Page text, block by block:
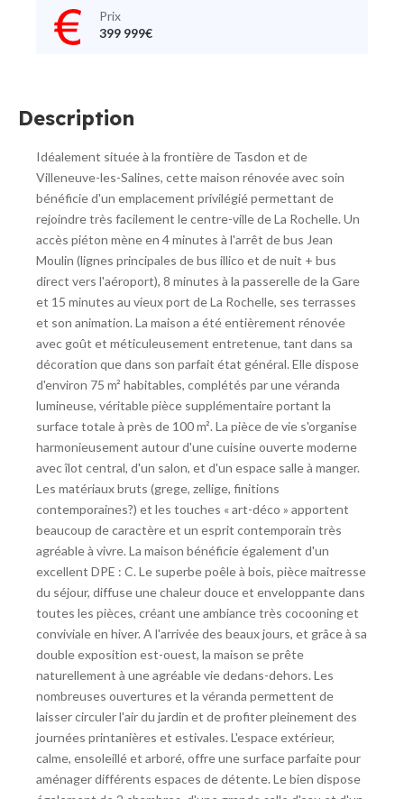
Description
Idéalement située à la frontière de Tasdon et de
Villeneuve-les-Salines, cette maison rénovée avec soin
bénéficie d'un emplacement privilégié permettant de
rejoindre très facilement le centre-ville de La Rochelle. Un
accès piéton mène en 4 minutes à l'arrêt de bus Jean
Moulin (lignes principales de bus illico et de nuit + bus
direct vers l'aéroport), 8 minutes à la passerelle de la Gare
et 15 minutes au vieux port de La Rochelle, ses terrasses
et son animation. La maison a été entièrement rénovée
avec goût et méticuleusement entretenue, tant dans sa
décoration que dans son parfait état général. Elle dispose
d'environ 75 m² habitables, complétés par une véranda
lumineuse, véritable pièce supplémentaire portant la
surface totale à près de 100 m². La pièce de vie s'organise
harmonieusement autour d'une cuisine ouverte moderne
avec îlot central, d'un salon, et d'un espace salle à manger.
Les matériaux bruts (grege, zellige, finitions
contemporaines?) et les touches « art-déco » apportent
beaucoup de caractère et un esprit contemporain très
agréable à vivre. La maison bénéficie également d'un
excellent DPE : C. Le superbe poêle à bois, pièce maitresse
du séjour, diffuse une chaleur douce et enveloppante dans
toutes les pièces, créant une ambiance très cocooning et
conviviale en hiver. A l'arrivée des beaux jours, et grâce à sa
double exposition est-ouest, la maison se prête
naturellement à une agréable vie dedans-dehors. Les
nombreuses ouvertures et la véranda permettent de
laisser circuler l'air du jardin et de profiter pleinement des
journées printanières et estivales. L'espace extérieur,
calme, ensoleillé et arboré, offre une surface parfaite pour
aménager différents espaces de détente. Le bien dispose
Prix
399 999€